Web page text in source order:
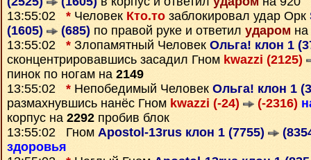
13:55:02 * Человек Кто.то заблокировал удар Орк
(1605)
(685) по правой руке и ответил ударом
13:55:02 * Злопамятный Человек Ольга! клон 1
сконцентрировавшись засадил Гном kwazzi (2125)
пинок по ногам на 2149
13:55:02 * Непобедимый Человек Ольга! клон 1
размахнувшись нанёс Гном kwazzi (-24) (-2316)
корпус на 2292 пробив блок
13:55:02 Гном Apostol-13rus клон 1 (7755)
здоровья